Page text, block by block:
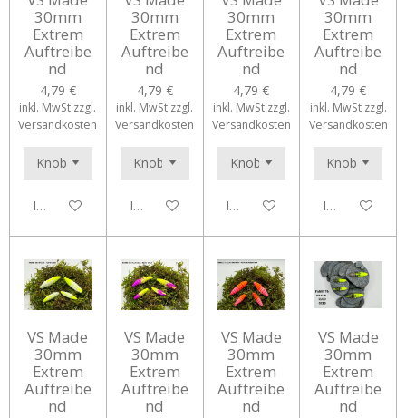
30mm
Extrem
Auftreibe
nd
4,79 €
inkl. MwSt zzgl.
Versandkosten
In den Warenkorb
30mm
Extrem
Auftreibe
nd
4,79 €
inkl. MwSt zzgl.
Versandkosten
In den Warenkorb
30mm
Extrem
Auftreibe
nd
4,79 €
inkl. MwSt zzgl.
Versandkosten
In den Warenkorb
30mm
Extrem
Auftreibe
nd
4,79 €
inkl. MwSt zzgl.
Versandkosten
In den
VS Made
30mm
Extrem
Auftreibe
nd
VS Made
30mm
Extrem
Auftreibe
nd
VS Made
30mm
Extrem
Auftreibe
nd
VS Made
30mm
Extrem
Auftreibe
nd